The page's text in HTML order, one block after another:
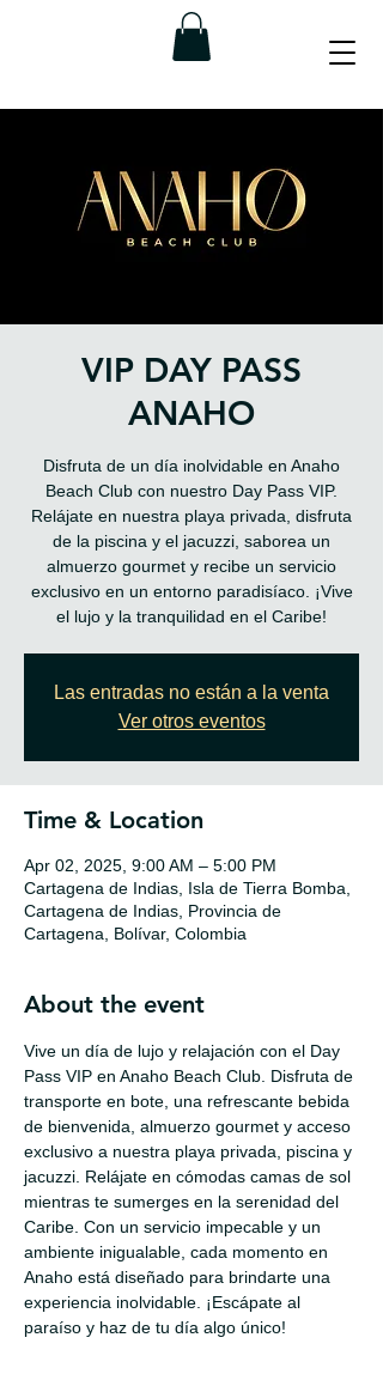
VIP DAY PASS
ANAHO
Disfruta de un día inolvidable en Anaho
Beach Club con nuestro Day Pass VIP.
Relájate en nuestra playa privada, disfruta
de la piscina y el jacuzzi, saborea un
almuerzo gourmet y recibe un servicio
exclusivo en un entorno paradisíaco. ¡Vive
Las entradas no están a la venta
Ver otros eventos
Time & Location
Apr 02, 2025, 9:00 AM – 5:00 PM
Cartagena de Indias, Isla de Tierra Bomba,
Cartagena de Indias, Provincia de
Cartagena, Bolívar, Colombia
About the event
Vive un día de lujo y relajación con el Day
Pass VIP en Anaho Beach Club. Disfruta de
transporte en bote, una refrescante bebida
de bienvenida, almuerzo gourmet y acceso
exclusivo a nuestra playa privada, piscina y
jacuzzi. Relájate en cómodas camas de sol
mientras te sumerges en la serenidad del
Caribe. Con un servicio impecable y un
ambiente inigualable, cada momento en
Anaho está diseñado para brindarte una
experiencia inolvidable. ¡Escápate al
paraíso y haz de tu día algo único!